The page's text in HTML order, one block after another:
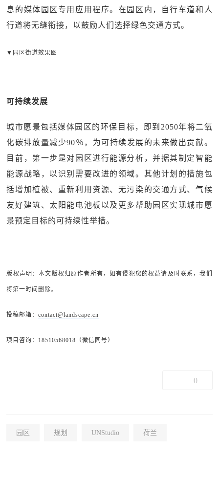
息的媒体园区专用应用程序。在园区内，自行车道和人
行道将无缝衔接，以鼓励人们选择绿色交通方式。
▼园区街道效果图
可持续发展
城市愿景包括媒体园区的环保目标，即到2050年将二氧
化碳排放量减少90％，为可持续发展的未来做出贡献。
目前，第一步是对园区进行能源分析，并据其制定智能
能源战略，以识别需要改进的领域。其他计划的措施包
括增加植被、重新利用资源、无污染的交通方式、气候
友好建筑、太阳能电池板以及更多帮助园区实现城市愿
景预定目标的可持续性举措。
版权声明：本文版权归原作者所有，如有侵犯您的权益请及时联系，我们
将第一时间删除。
投稿邮箱：contact@landscape.cn
项目咨询：18510568018（微信同号）
0
园区 规划 UNStudio 荷兰